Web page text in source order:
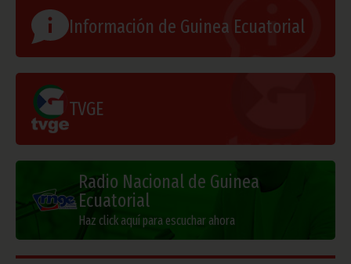
Información de Guinea Ecuatorial
TVGE
Radio Nacional de Guinea
Ecuatorial
Haz click aquí para escuchar ahora